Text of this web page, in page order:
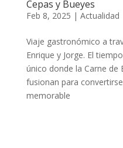
Cepas y Bueyes
Feb 8, 2025 | Actualidad
Viaje gastronómico a
Enrique y Jorge. El
único donde la Carne de
fusionan para
memorable